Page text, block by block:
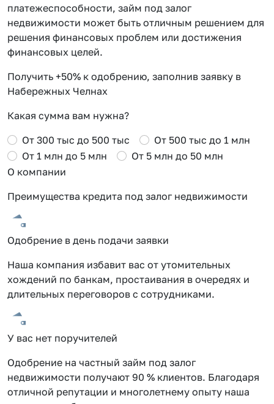
платежеспособности, займ под залог
недвижимости может быть отличным решением для
решения финансовых проблем или достижения
финансовых целей.
Получить +50% к одобрению, заполнив заявку в
Набережных Челнах
Какая сумма вам нужна?
От 300 тыс до 500 тыс
От 500 тыс до 1 млн
От 1 млн до 5 млн
От 5 млн до 50 млн
О компании
Преимущества кредита под залог недвижимости
Одобрение в день подачи заявки
Наша компания избавит вас от утомительных
хождений по банкам, простаивания в очередях и
длительных переговоров с сотрудниками.
У вас нет поручителей
Одобрение на частный займ под залог
недвижимости получают 90 % клиентов. Благодаря
отличной репутации и многолетнему опыту наша